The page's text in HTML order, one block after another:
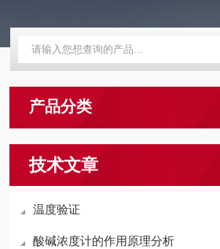
产品分类
技术文章
温度验证
酸碱浓度计的作用原理分析